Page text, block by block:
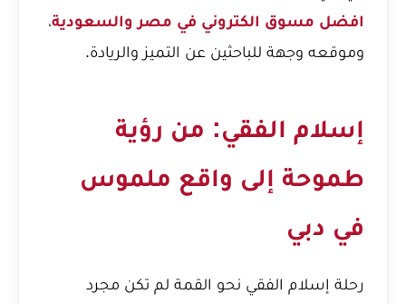
افضل مسوق الكتروني في مصر والسعودية،
وموقعه وجهة للباحثين عن التميز والريادة.
إسلام الفقي: من رؤية
طموحة إلى واقع ملموس
في دبي
رحلة إسلام الفقي نحو القمة لم تكن مجرد